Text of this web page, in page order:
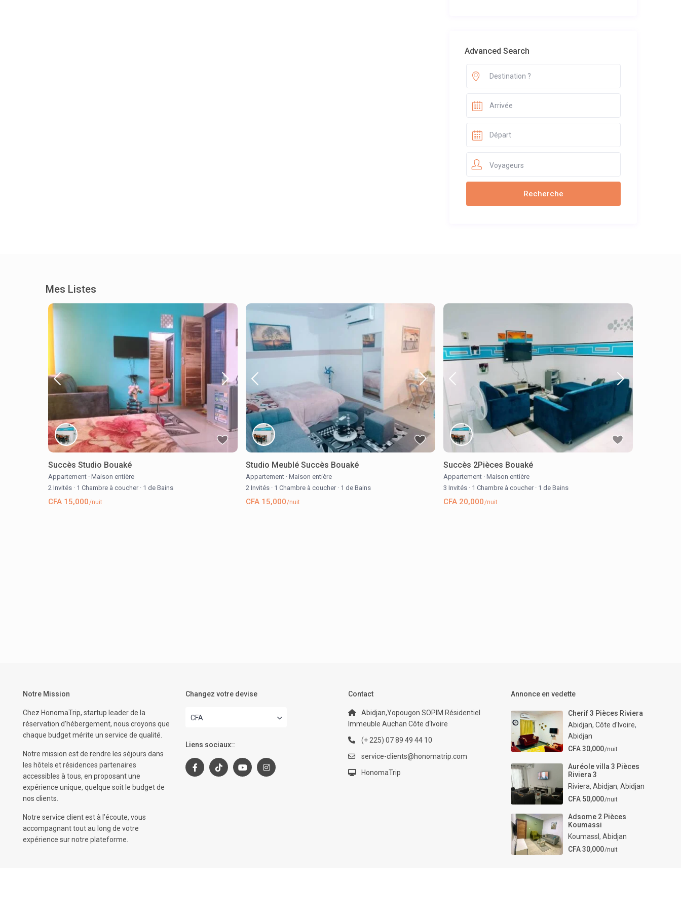
Advanced Search
Voyageurs
Mes Listes
Succès Studio Bouaké
Appartement · Maison entière
2 Invités · 1 Chambre à coucher · 1 de Bains
CFA 15,000/nuit
Studio Meublé Succès Bouaké
Appartement · Maison entière
2 Invités · 1 Chambre à coucher · 1 de Bains
CFA 15,000/nuit
Succès 2Pièces Bouaké
Appartement · Maison entière
3 Invités · 1 Chambre à coucher · 1 de Bains
CFA 20,000/nuit
Notre Mission
Chez HonomaTrip, startup leader de la
réservation d’hébergement, nous croyons que
chaque budget mérite un service de qualité.
Notre mission est de rendre les séjours dans
les hôtels et résidences partenaires
accessibles à tous, en proposant une
expérience unique, quelque soit le budget de
nos clients.
Notre service client est à l’écoute, vous
accompagnant tout au long de votre
expérience sur notre plateforme.
Changez votre devise
CFA
Liens sociaux::
Contact
Abidjan,Yopougon SOPIM Résidentiel
Immeuble Auchan Côte d‘Ivoire
(+ 225) 07 89 49 44 10
service-clients@honomatrip.com
HonomaTrip
Annonce en vedette
Cherif 3 Pièces Riviera
Abidjan, Côte d'Ivoire,
Abidjan
CFA 30,000/nuit
Auréole villa 3 Pièces
Riviera 3
Riviera, Abidjan,Abidjan
CFA 50,000/nuit
Adsome 2 Pièces
Koumassi
KoumassI,Abidjan
CFA 30,000/nuit